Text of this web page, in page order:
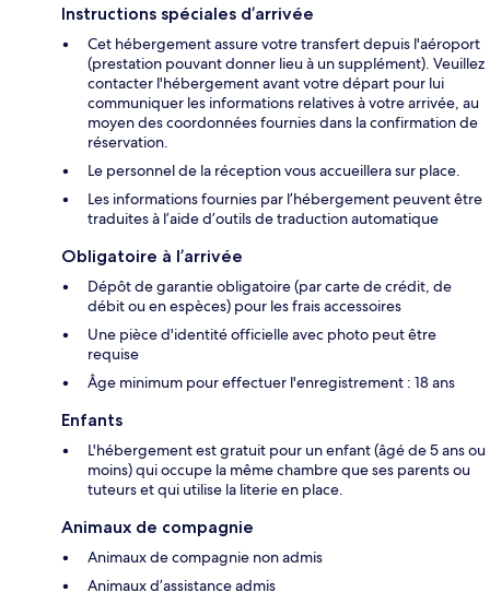
Instructions spéciales d’arrivée
Cet hébergement assure votre transfert depuis l'aéroport
(prestation pouvant donner lieu à un supplément). Veuillez
contacter l'hébergement avant votre départ pour lui
communiquer les informations relatives à votre arrivée, au
moyen des coordonnées fournies dans la confirmation de
réservation.
Le personnel de la réception vous accueillera sur place.
Les informations fournies par l’hébergement peuvent être
traduites à l’aide d’outils de traduction automatique
Obligatoire à l’arrivée
Dépôt de garantie obligatoire (par carte de crédit, de
débit ou en espèces) pour les frais accessoires
Une pièce d'identité officielle avec photo peut être
requise
Âge minimum pour effectuer l'enregistrement : 18 ans
Enfants
L'hébergement est gratuit pour un enfant (âgé de 5 ans ou
moins) qui occupe la même chambre que ses parents ou
tuteurs et qui utilise la literie en place.
Animaux de compagnie
Animaux de compagnie non admis
Animaux d’assistance admis